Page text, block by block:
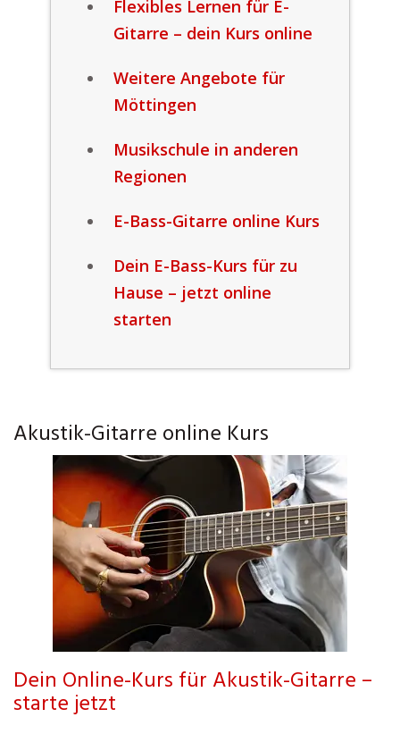
Flexibles Lernen für E-
Gitarre – dein Kurs online
Weitere Angebote für
Möttingen
Musikschule in anderen
Regionen
E-Bass-Gitarre online Kurs
Dein E-Bass-Kurs für zu
Hause – jetzt online
starten
Akustik-Gitarre online Kurs
Dein Online-Kurs für Akustik-Gitarre –
starte jetzt